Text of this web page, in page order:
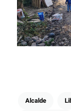
Alcalde